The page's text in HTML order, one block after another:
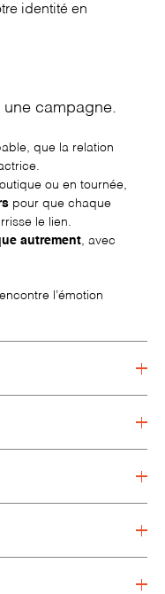
identité en
une campagne.
que la relation
ou en tournée,
pour que chaque
le lien.
autrement, avec
l’émotion